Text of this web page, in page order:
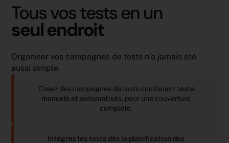
Tous vos tests en un
seul endroit
Organiser vos campagnes de tests n’a jamais été
aussi simple.
Créez des campagnes de tests combinant tests
manuels et automatisés, pour une couverture
complète.
Intégrez les tests dès la planification des